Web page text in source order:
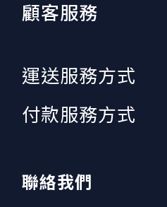
顧客服務
運送服務方式
付款服務方式
聯絡我們